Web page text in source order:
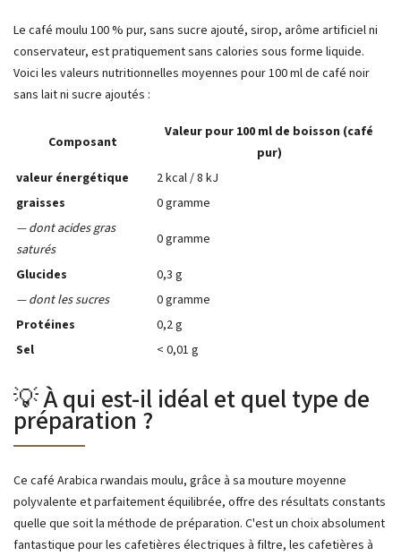
Le café moulu 100 % pur, sans sucre ajouté, sirop, arôme artificiel ni
conservateur, est pratiquement sans calories sous forme liquide.
Voici les valeurs nutritionnelles moyennes pour 100 ml de café noir
sans lait ni sucre ajoutés :
Composant
Valeur pour 100 ml de boisson (café
pur)
valeur énergétique
2 kcal / 8 kJ
graisses
0 gramme
— dont acides gras
saturés
0 gramme
Glucides
0,3 g
— dont les sucres
0 gramme
Protéines
0,2 g
Sel
< 0,01 g
💡 À qui est-il idéal et quel type de
préparation ?
Ce café Arabica rwandais moulu, grâce à sa mouture moyenne
polyvalente et parfaitement équilibrée, offre des résultats constants
quelle que soit la méthode de préparation. C'est un choix absolument
fantastique pour les cafetières électriques à filtre, les cafetières à